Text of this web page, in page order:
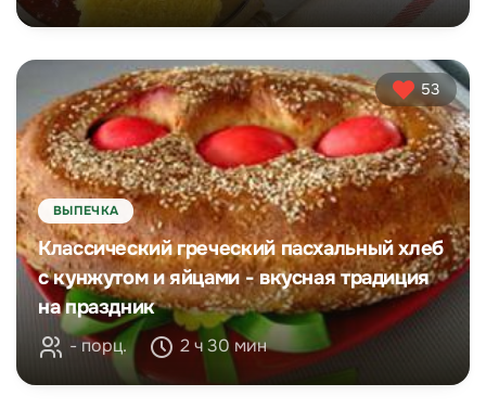
53
ВЫПЕЧКА
Классический греческий пасхальный хлеб
с кунжутом и яйцами - вкусная традиция
на праздник
- порц. 2 ч 30 мин